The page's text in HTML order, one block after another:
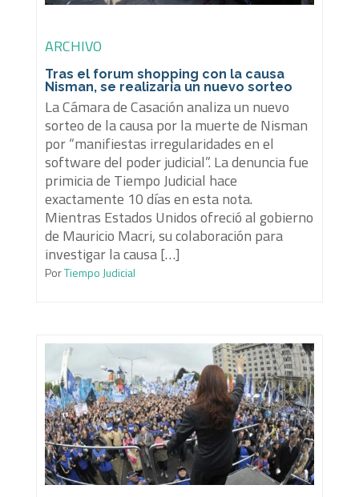
ARCHIVO
Tras el forum shopping con la causa
Nisman, se realizaría un nuevo sorteo
La Cámara de Casación analiza un nuevo
sorteo de la causa por la muerte de Nisman
por “manifiestas irregularidades en el
software del poder judicial”. La denuncia fue
primicia de Tiempo Judicial hace
exactamente 10 días en esta nota.
Mientras Estados Unidos ofreció al gobierno
de Mauricio Macri, su colaboración para
investigar la causa […]
PorTiempo Judicial